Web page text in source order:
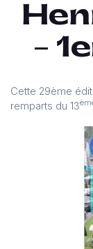
–
Cette 29ème
remparts du 13